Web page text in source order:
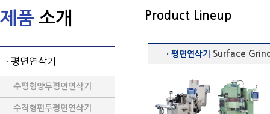
제품 소개
· 평면연삭기
수평형양두평면연삭기
수직형편두평면연삭기
Product Lineup
· 평면연삭기 Surface